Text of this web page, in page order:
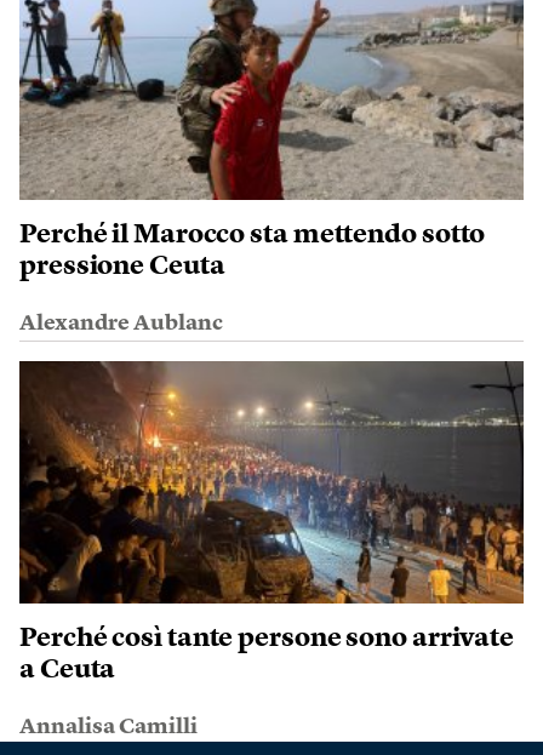
Perché il Marocco sta mettendo sotto
pressione Ceuta
Alexandre Aublanc
Perché così tante persone sono arrivate
a Ceuta
Annalisa Camilli